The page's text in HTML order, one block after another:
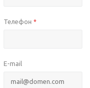
Телефон *
E-mail